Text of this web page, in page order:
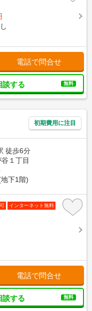
電話で問合せ
談する 無料
初期費用に注目
徒歩6分
１丁目
下1階)
インターネット無料
電話で問合せ
談する 無料